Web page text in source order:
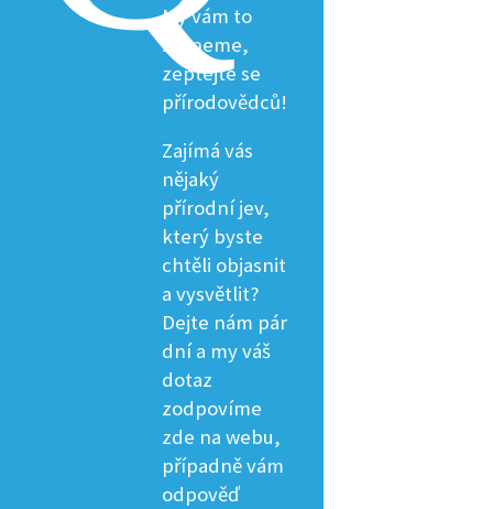
My vám to
řekneme,
zeptejte se
přírodovědců!
Zajímá vás
nějaký
přírodní jev,
který byste
chtěli objasnit
a vysvětlit?
Dejte nám pár
dní a my váš
dotaz
zodpovíme
zde na webu,
případně vám
odpověď